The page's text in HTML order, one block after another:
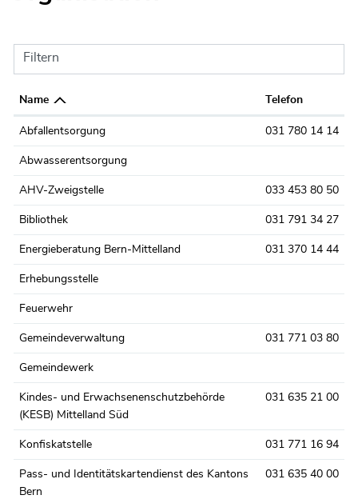
Filtern
Name Telefon
Abfallentsorgung 031 780 14 14
Abwasserentsorgung
AHV-Zweigstelle 033 453 80 50
Bibliothek 031 791 34 27
Energieberatung Bern-Mittelland 031 370 14 44
Erhebungsstelle
Feuerwehr
Gemeindeverwaltung 031 771 03 80
Gemeindewerk
Kindes- und Erwachsenenschutzbehörde
(KESB) Mittelland Süd
031 635 21 00
Konfiskatstelle 031 771 16 94
Pass- und Identitätskartendienst des Kantons
Bern
031 635 40 00